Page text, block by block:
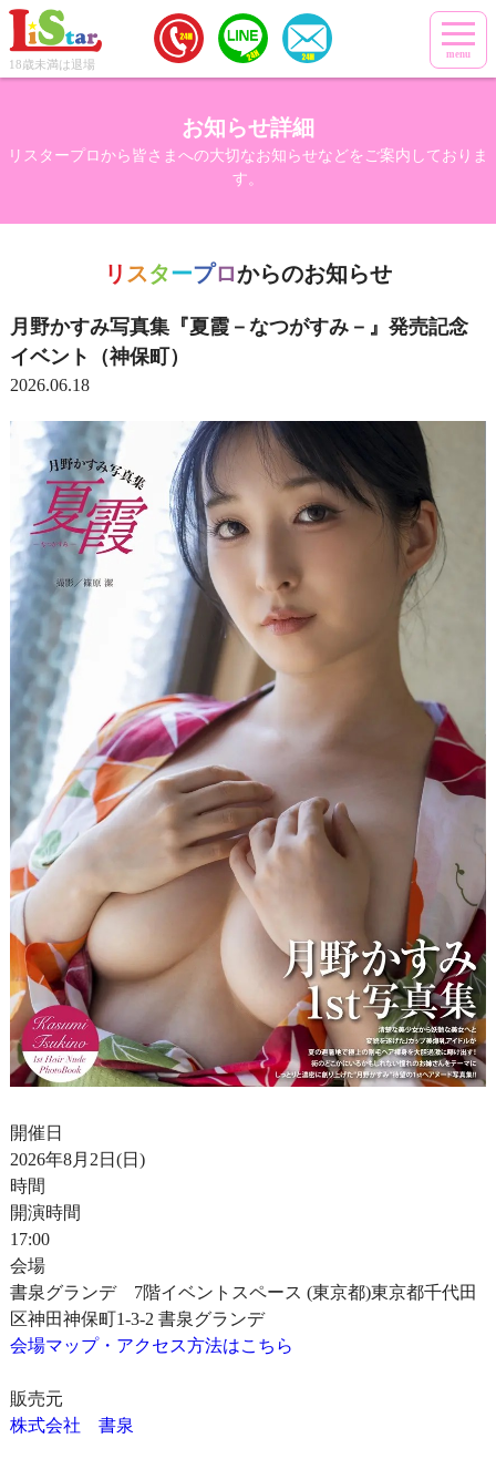
18歳未満は退場
menu
お知らせ詳細
リスタープロから皆さまへの大切なお知らせなどをご案内しておりま
す。
リ スタープロからのお知らせ
月野かすみ写真集『夏霞－なつがすみ－』発売記念
イベント（神保町）
2026.06.18
開催日
2026年8月2日(日)
時間
開演時間
17:00
会場
書泉グランデ 7階イベントスペース (東京都)東京都千代田
区神田神保町1-3-2 書泉グランデ
会場マップ・アクセス方法はこちら
販売元
株式会社 書泉